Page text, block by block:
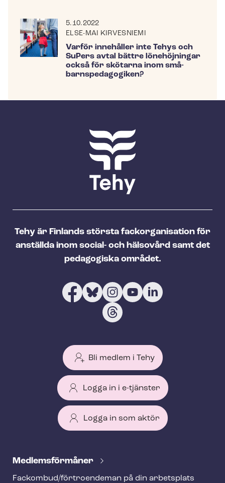
5.10.2022
ELSE-MAI KIRVESNIEMI
Varför innehåller inte Tehys och
SuPers avtal bättre lönehöjningar
också för skötarna inom små­
barnspe­da­go­gi­ken?
Tehy är Finlands största fackorganisation för
anställda inom social- och hälsovård samt det
pedagogiska området.
Bli medlem i Tehy
Logga in i e-tjänster
Logga in som aktör
e
Med­lems­för­må­ner
Fackombud/förtroendeman på din arbetsplats